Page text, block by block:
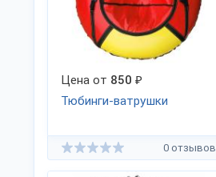
Цена от 850 ₽
Тюбинги-ватрушки
0 отзывов